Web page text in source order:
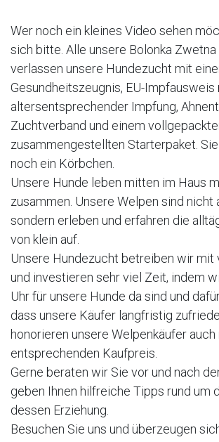
Wer noch ein kleines Video sehen
sich bitte. Alle unsere Bolonka Zwetna
verlassen unsere Hundezucht mit
Gesundheitszeugnis, EU-Impfausweis
altersentsprechender Impfung,
Zuchtverband und einem
zusammengestellten Starterpaket.
noch ein Körbchen.
Unsere Hunde leben mitten im Haus
zusammen. Unsere Welpen sind
sondern erleben und erfahren die
von klein auf.
Unsere Hundezucht betreiben wir mit
und investieren sehr viel Zeit, indem
Uhr für unsere Hunde da sind und
dass unsere Käufer langfristig
honorieren unsere Welpenkäufer
entsprechenden Kaufpreis.
Gerne beraten wir Sie vor und nach
geben Ihnen hilfreiche Tipps rund um
dessen Erziehung.
Besuchen Sie uns und überzeugen